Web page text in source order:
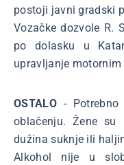
postoji javni gradski
Vozačke dozvole R.
po dolasku u
upravljanje
OSTALO- Potrebno
oblačenju. Žene
dužina suknje ili
Alkohol nije u